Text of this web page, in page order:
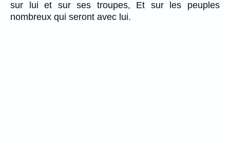
sur lui et sur ses troupes, Et sur les peuples
nombreux qui seront avec lui.